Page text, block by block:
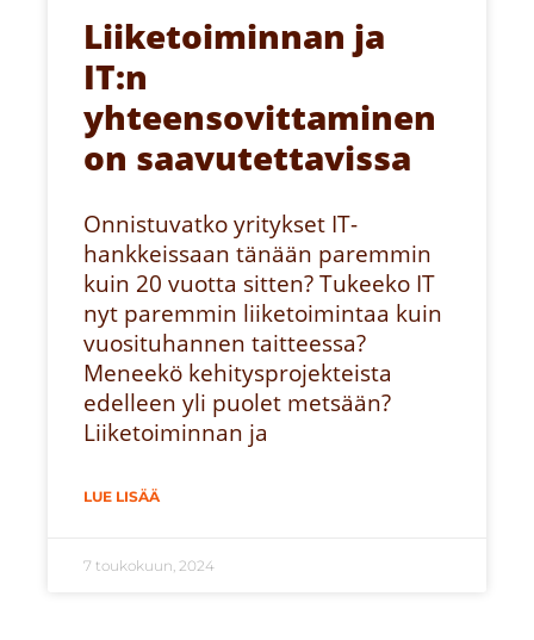
Liiketoiminnan ja
IT:n
yhteensovittaminen
on saavutettavissa
Onnistuvatko yritykset IT-
hankkeissaan tänään paremmin
kuin 20 vuotta sitten? Tukeeko IT
nyt paremmin liiketoimintaa kuin
vuosituhannen taitteessa?
Meneekö kehitysprojekteista
edelleen yli puolet metsään?
Liiketoiminnan ja
LUE LISÄÄ
7 toukokuun, 2024